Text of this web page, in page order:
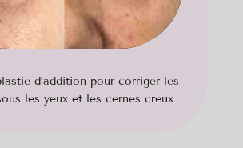
d’addition pour corriger les
les yeux et les cernes creux